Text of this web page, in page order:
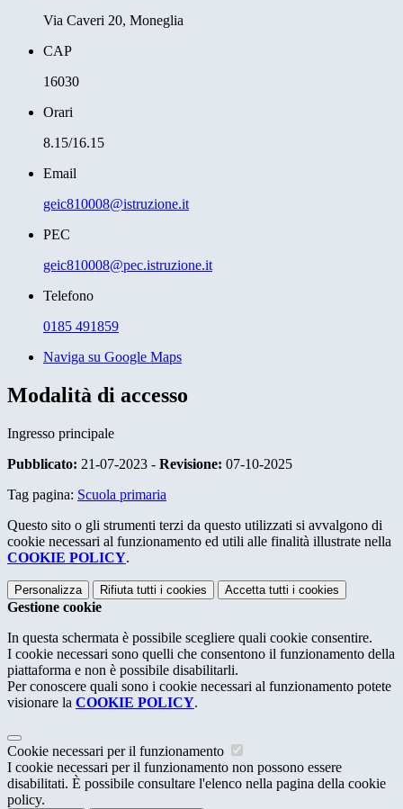
Via Caveri 20, Moneglia
CAP
16030
Orari
8.15/16.15
Email
geic810008@istruzione.it
PEC
geic810008@pec.istruzione.it
Telefono
0185 491859
Naviga su Google Maps
Modalità di accesso
Ingresso principale
Pubblicato: 21-07-2023 - Revisione: 07-10-2025
Tag pagina: Scuola primaria
Questo sito o gli strumenti terzi da questo utilizzati si avvalgono di
cookie necessari al funzionamento ed utili alle finalità illustrate nella
COOKIE POLICY.
Personalizza Rifiuta tutti i cookies Accetta tutti i cookies
Gestione cookie
In questa schermata è possibile scegliere quali cookie consentire.
I cookie necessari sono quelli che consentono il funzionamento della
piattaforma e non è possibile disabilitarli.
Per conoscere quali sono i cookie necessari al funzionamento potete
visionare la COOKIE POLICY.
Cookie necessari per il funzionamento
I cookie necessari per il funzionamento non possono essere
disabilitati. È possibile consultare l'elenco nella pagina della cookie
policy.